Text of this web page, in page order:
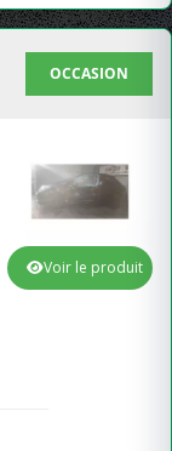
OCCASION
Voir le produit